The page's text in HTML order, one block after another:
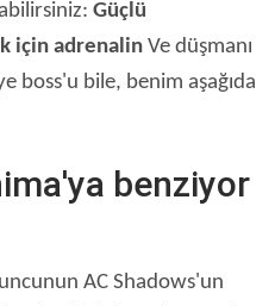
Güçlü
için adrenalin Ve düşmanı
boss'u bile, benim aşağıda
benziyor
AC Shadows'un